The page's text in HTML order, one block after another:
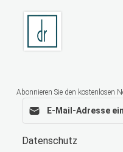
Abonnieren Sie den kostenlosen
Datenschutz